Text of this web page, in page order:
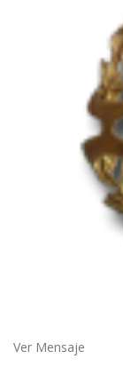
Ver Mensaje